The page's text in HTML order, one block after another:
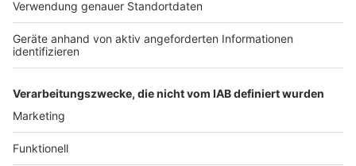
Herausforderungen
Land fördert Inklusionsprojekte
Mehr Platz für Radfahrer auf Mülheimer Brücke
Anzeige